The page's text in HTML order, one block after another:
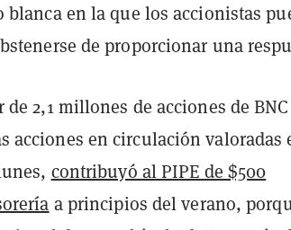
en la que los accionistas
de proporcionar una
2,1 millones de acciones de
acciones en circulación valoradas
contribuyó al PIPE de $500
a principios del verano,